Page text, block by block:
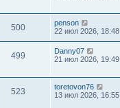
500
penson
22 июл 2026, 18:48
499
Danny07
21 июл 2026, 19:49
523
toretovon76
13 июл 2026, 16:55